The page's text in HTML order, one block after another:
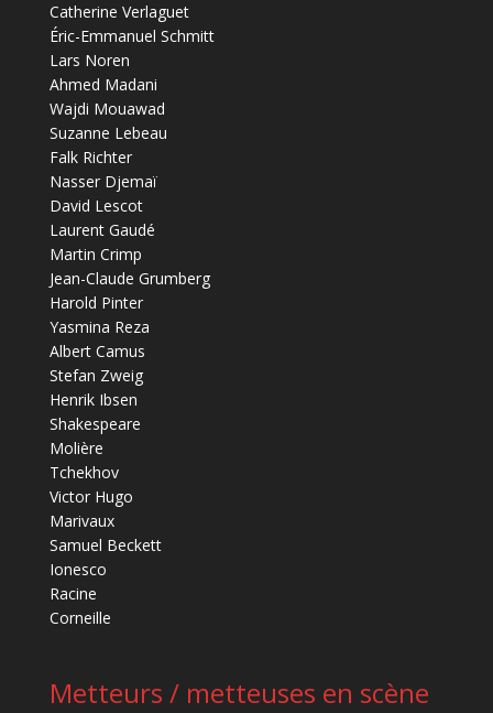
Catherine Verlaguet
Éric-Emmanuel Schmitt
Lars Noren
Ahmed Madani
Wajdi Mouawad
Suzanne Lebeau
Falk Richter
Nasser Djemaï
David Lescot
Laurent Gaudé
Martin Crimp
Jean-Claude Grumberg
Harold Pinter
Yasmina Reza
Albert Camus
Stefan Zweig
Henrik Ibsen
Shakespeare
Molière
Tchekhov
Victor Hugo
Marivaux
Samuel Beckett
Ionesco
Racine
Corneille
Metteurs / metteuses en scène